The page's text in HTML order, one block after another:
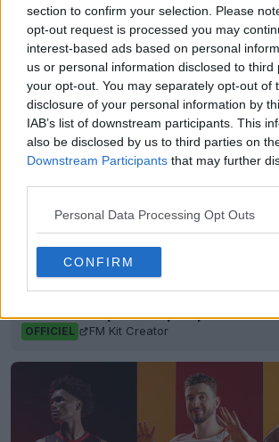
section to confirm your selection. Please
opt-out request is processed you may
interest-based ads based on personal
us or personal information disclosed to third
your opt-out. You may separately opt-out of
disclosure of your personal information by
IAB’s list of downstream participants. This
also be disclosed by us to third parties on
Downstream Participants that may further
Personal Data Processing Opt Outs
CONFIRM
adidas Maillots Ligue 2 Locker Room
Partager
Générateur de kits FM en vrac -
maillots uniques en quelques
OFFICIEL FM Kit Creator